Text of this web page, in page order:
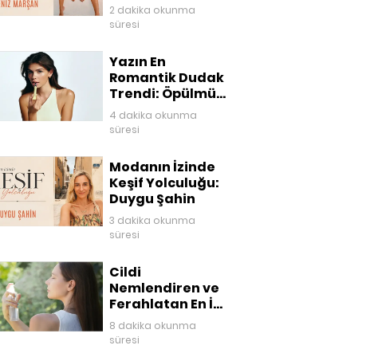
2 dakika okunma
süresi
Yazın En
Romantik Dudak
Trendi: Öpülmüş
Dudaklar
4 dakika okunma
süresi
Modanın İzinde
Keşif Yolculuğu:
Duygu Şahin
3 dakika okunma
süresi
Cildi
Nemlendiren ve
Ferahlatan En İyi
Yüz Mistleri
8 dakika okunma
süresi